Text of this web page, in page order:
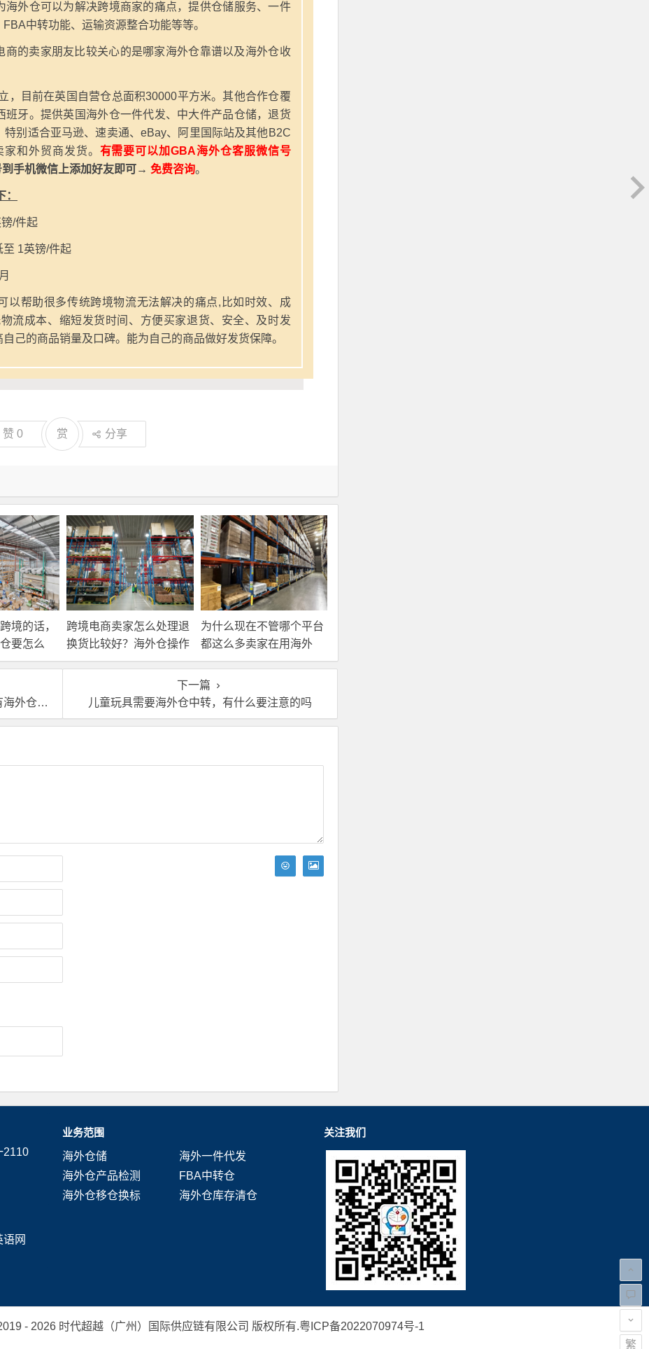
海外仓可以为解决跨境商家的痛点，提供仓储服务、一件
中转功能、运输资源整合功能等等。
商的卖家朋友比较关心的是哪家海外仓靠谱以及海外仓收
，目前在英国自营仓总面积30000平方米。其他合作仓覆
班牙。提供英国海外仓一件代发、中大件产品仓储，退货
别适合亚马逊、速卖通、eBay、阿里国际站及其他B2C
和外贸商发货。 有需要可以加GBA海外仓客服微信号
手机微信上添加好友即可→ 免费咨询。
/件起
1英镑/件起
以帮助很多传统跨境物流无法解决的痛点,比如时效、成
流成本、缩短发货时间、方便买家退货、安全、及时发
己的商品销量及口碑。能为自己的商品做好发货保障。
赞 0 赏 分享
境的话，
要怎么
跨境电商卖家怎么处理退
换货比较好？海外仓操作
靠谱吗？
为什么现在不管哪个平台
都这么多卖家在用海外
仓？
推荐？
下一篇
儿童玩具需要海外仓中转，有什么要注意的吗
2110
语网
业务范围
海外仓储
海外一件代发
海外仓产品检测
FBA中转仓
海外仓移仓换标
海外仓库存清仓
关注我们
- 2026 时代超越（广州）国际供应链有限公司 版权所有.粤ICP备2022070974号-1
繁